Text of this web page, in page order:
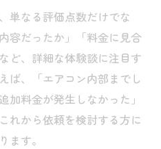
単なる評価点数だけでな
容だったか」「料金に見合
ど、詳細な体験談に注目す
ば、「エアコン内部までし
加料金が発生しなかった」
れから依頼を検討する方に
ます。